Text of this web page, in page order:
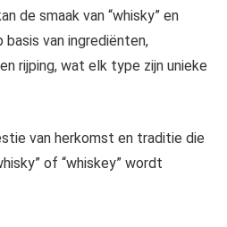
de smaak van “whisky” en
basis van ingrediënten,
rijping, wat elk type zijn unieke
van herkomst en traditie die
of “whiskey” wordt